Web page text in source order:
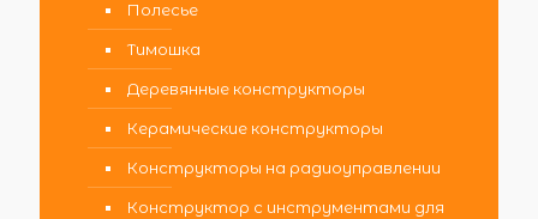
Полесье
Тимошка
Деревянные конструкторы
Керамические конструкторы
Конструкторы на радиоуправлении
Конструктор с инструментами для